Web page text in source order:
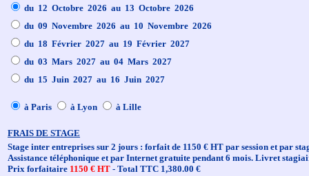
du 12 Octobre 2026 au 13 Octobre 2026
du 09 Novembre 2026 au 10 Novembre 2026
du 18 Février 2027 au 19 Février 2027
du 03 Mars 2027 au 04 Mars 2027
du 15 Juin 2027 au 16 Juin 2027
à Paris à Lyon à Lille
FRAIS DE STAGE
Stage inter entreprises sur 2 jours : forfait de 1150 € HT par session et par
Assistance téléphonique et par Internet gratuite pendant 6 mois. Livret
Prix forfaitaire 1150 € HT - Total TTC 1,380.00 €